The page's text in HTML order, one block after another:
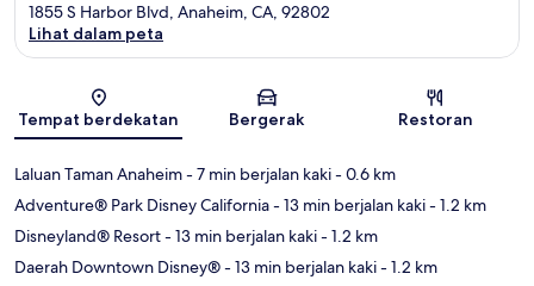
Peta
1855 S Harbor Blvd, Anaheim, CA, 92802
Lihat dalam peta
Tempat berdekatan Bergerak Restoran
Laluan Taman Anaheim- 7 min berjalan kaki- 0.6 km
Adventure® Park Disney California- 13 min berjalan kaki- 1.2 km
Disneyland® Resort- 13 min berjalan kaki- 1.2 km
Daerah Downtown Disney®- 13 min berjalan kaki- 1.2 km